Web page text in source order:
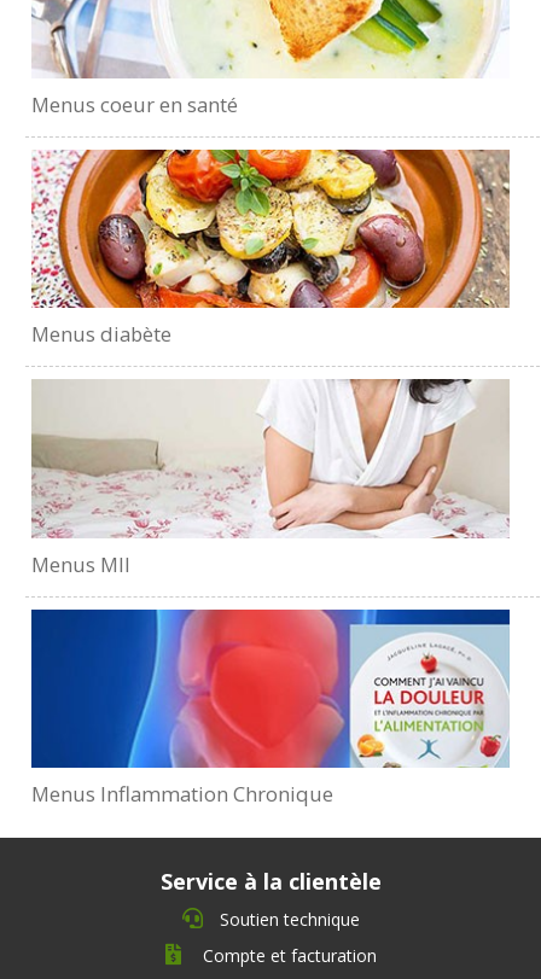
Menus coeur en santé
Menus diabète
Menus MII
Menus Inflammation Chronique
Service à la clientèle
Soutien technique
Compte et facturation